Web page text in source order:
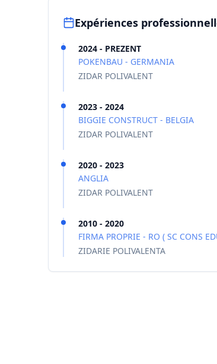
Expériences
2024 - PREZENT
POKENBAU - GERMANIA
ZIDAR POLIVALENT
2023 - 2024
BIGGIE CONSTRUCT - BELGIA
ZIDAR POLIVALENT
2020 - 2023
ANGLIA
ZIDAR POLIVALENT
2010 - 2020
FIRMA PROPRIE - RO ( SC CONS
ZIDARIE POLIVALENTA